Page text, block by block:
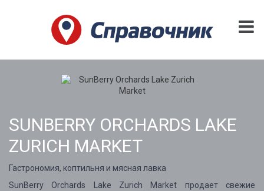
SUNBERRY ORCHARDS LAKE
ZURICH MARKET
Гастрономия, коптильня и мясная лавка
SunBerry Orchards Lake Zurich Market продает свежие